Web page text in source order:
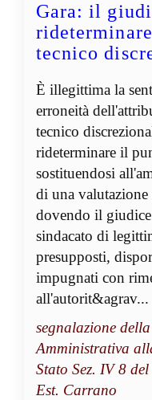
Gara: il
tecnico
È illegittima la
erroneità
tecnico
rideterminare il
sostituendosi
di una valutazione
dovendo il
sindacato di
presupposti,
impugnati con
all'autorit&agrav...
segnalazione
Amministrativa
Stato Sez. IV 8
Est. Carrano